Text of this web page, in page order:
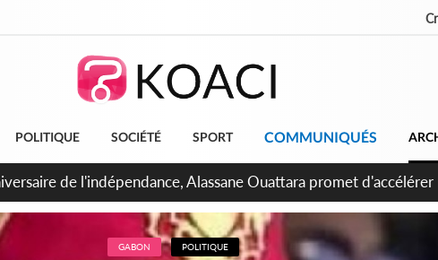
POLITIQUE SOCIÉTÉ SPORT COMMUNIQUÉS
Amadou Oury Bah admire le modèle ivoirien et veut s'en
GABON POLITIQUE